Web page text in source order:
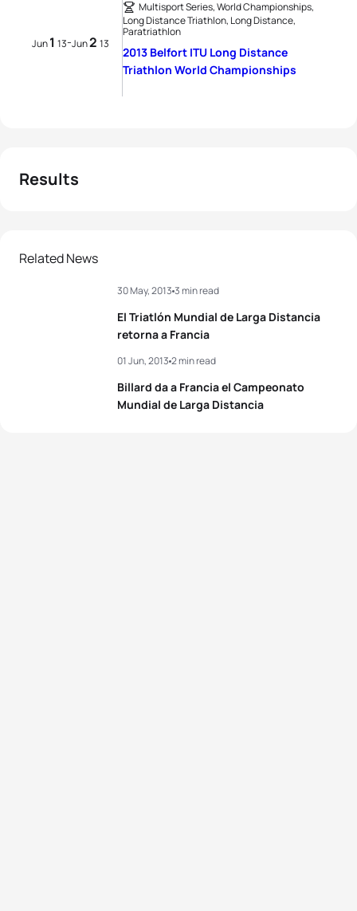
Jun1 13-Jun2 13
Multisport Series, World Championships,
Long Distance Triathlon, Long Distance,
Paratriathlon
2013 Belfort ITU Long Distance
Triathlon World Championships
Results
Related News
El Triatlón Mundial de Larga Distancia
retorna a Francia
30 May, 2013 3 min read
Billard da a Francia el Campeonato
Mundial de Larga Distancia
01 Jun, 2013 2 min read